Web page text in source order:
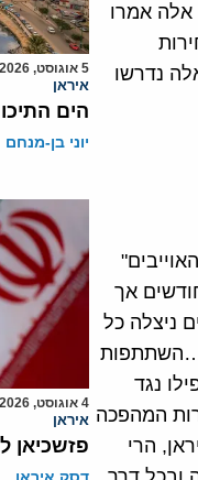
אלה אמרו
אלה נדרשו
האוייבים"
אך
ניצלה כל
נגד
המהפכה
הרי
5 אוגוסט, 2026
איראן
הים
יוני בן-מנחם
4 אוגוסט, 2026
איראן
פזשכיאן